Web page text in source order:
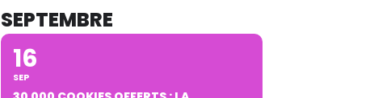
SEPTEMBRE
16
SEP